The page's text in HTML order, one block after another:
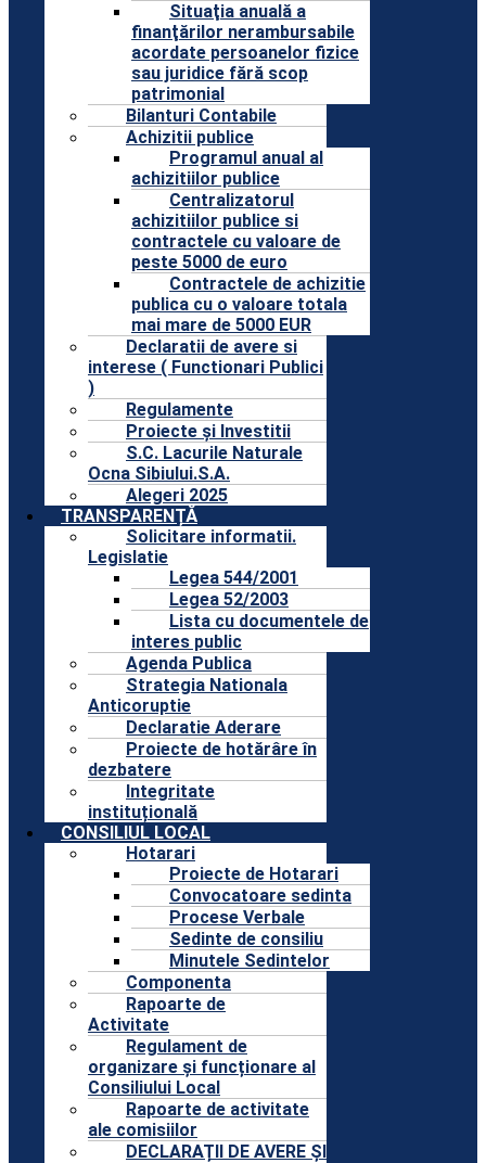
Situaţia anuală a
finanţărilor nerambursabile
acordate persoanelor fizice
sau juridice fără scop
patrimonial
Bilanturi Contabile
Achizitii publice
Programul anual al
achizitiilor publice
Centralizatorul
achizitiilor publice si
contractele cu valoare de
peste 5000 de euro
Contractele de achizitie
publica cu o valoare totala
mai mare de 5000 EUR
Declaratii de avere si
interese ( Functionari Publici
)
Regulamente
Proiecte și Investitii
S.C. Lacurile Naturale
Ocna Sibiului.S.A.
Alegeri 2025
TRANSPARENȚĂ
Solicitare informatii.
Legislatie
Legea 544/2001
Legea 52/2003
Lista cu documentele de
interes public
Agenda Publica
Strategia Nationala
Anticoruptie
Declaratie Aderare
Proiecte de hotărâre în
dezbatere
Integritate
instituțională
CONSILIUL LOCAL
Hotarari
Proiecte de Hotarari
Convocatoare sedinta
Procese Verbale
Sedinte de consiliu
Minutele Sedintelor
Componenta
Rapoarte de
Activitate
Regulament de
organizare și funcționare al
Consiliului Local
Rapoarte de activitate
ale comisiilor
DECLARAȚII DE AVERE ȘI